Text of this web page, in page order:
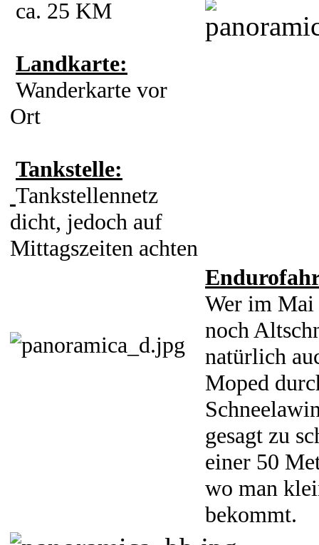
ca. 25 KM
Landkarte:
Wanderkarte vor
Ort
Tankstelle:
Tankstellennetz
dicht, jedoch auf
Mittagszeiten achten
Wer im Mai
noch
natürlich
Moped
gesagt zu
einer 50
wo man
bekommt.